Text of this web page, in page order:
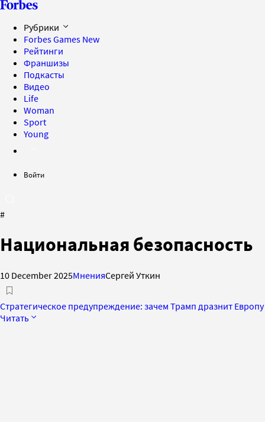
Рубрики
Forbes Games New
Рейтинги
Франшизы
Подкасты
Видео
Life
Woman
Sport
Young
Войти
#
Национальная безопасность
10 December 2025МненияСергей Уткин
Стратегическое предупреждение: зачем Трамп дразнит Европу
Читать